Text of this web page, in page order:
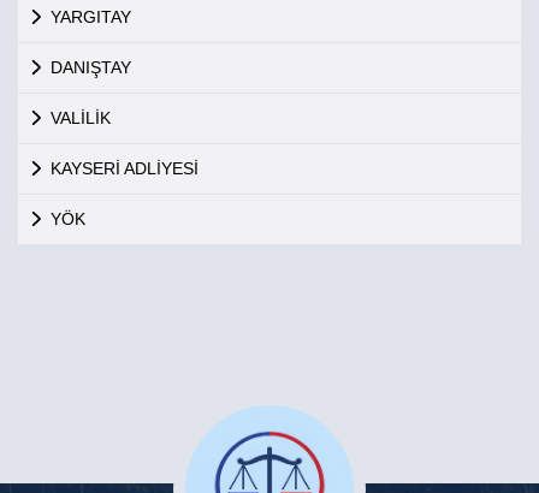
YARGITAY
DANIŞTAY
VALİLİK
KAYSERİ ADLİYESİ
YÖK